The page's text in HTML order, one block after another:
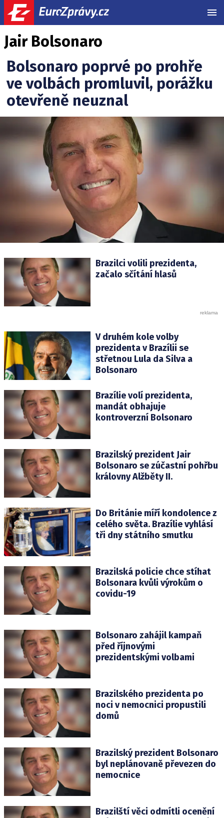
Jair Bolsonaro
Bolsonaro poprvé po prohře
ve volbách promluvil, porážku
otevřeně neuznal
Brazilci volili prezidenta,
začalo sčítání hlasů
V druhém kole volby
prezidenta v Brazílii se
střetnou Lula da Silva a
Bolsonaro
Brazílie volí prezidenta,
mandát obhajuje
kontroverzní Bolsonaro
Brazilský prezident Jair
Bolsonaro se zúčastní pohřbu
královny Alžběty II.
Do Británie míří kondolence z
celého světa. Brazílie vyhlásí
tři dny státního smutku
Brazilská policie chce stíhat
Bolsonara kvůli výrokům o
covidu-19
Bolsonaro zahájil kampaň
před říjnovými
prezidentskými volbami
Brazilského prezidenta po
noci v nemocnici propustili
domů
Brazilský prezident Bolsonaro
byl neplánovaně převezen do
nemocnice
Brazilští věci odmítli ocenění